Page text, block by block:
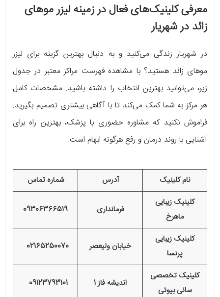
معرفی کلینیک‌های فعال در زمینه لیزر موهای
زائد در شهریار
در شهریار زندگی می‌کنید و به دنبال بهترین گزینه برای لیزر
موهای زائد هستید؟ با مشاهده فهرست مراکز معتبر در جدول
زیر، می‌توانید بهترین انتخاب را داشته باشید. مشخصات کامل
هر مرکز به شما کمک می‌کند تا با آگاهی بیشتری تصمیم بگیرید.
فراموش نکنید که مشاوره حضوری با پزشک، بهترین راه برای
آشنایی با روند درمان و رفع هرگونه ابهام است.
نام کلینیک آدرس
شماره تماس
کلینیک زیبایی
ماهرخ
فرمانداری 09306366519
کلینیک زیبایی
پرنسا
خیابان ولیعصر 02165250070
کلینیک تخصصی
سانی بیوتی
اندیشه فاز 1 09123793101